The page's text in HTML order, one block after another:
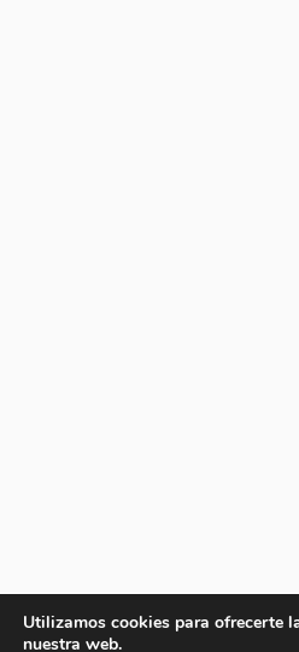
Utilizamos cookies para ofrecerte
nuestra web.